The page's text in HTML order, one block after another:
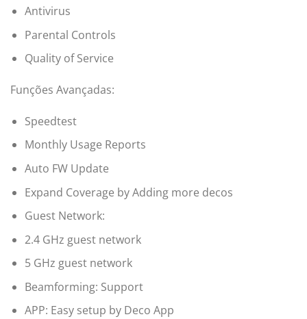
Antivirus
Parental Controls
Quality of Service
Funções Avançadas:
Speedtest
Monthly Usage Reports
Auto FW Update
Expand Coverage by Adding more decos
Guest Network:
2.4 GHz guest network
5 GHz guest network
Beamforming: Support
APP: Easy setup by Deco App